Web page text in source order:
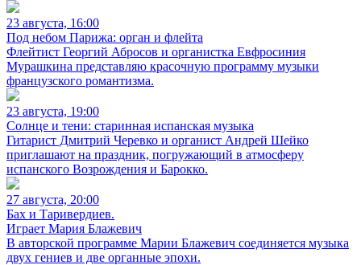
23 августа, 16:00
Под небом Парижа: орган и флейта
Флейтист Георгий Абросов и органистка Евфросиния
Мурашкина представляю красочную программу музыки
французского романтизма.
23 августа, 19:00
Солнце и тени: старинная испанская музыка
Гитарист Дмитрий Черевко и органист Андрей Шейко
приглашают на праздник, погружающий в атмосферу
испанского Возрождения и Барокко.
27 августа, 20:00
Бах и Таривердиев.
Играет Мария Блажевич
В авторской программе Марии Блажевич соединяется музыка
двух гениев и две органные эпохи.